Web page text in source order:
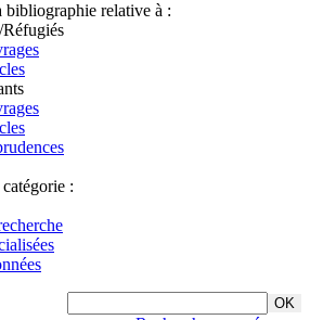
bibliographie relative à :
: